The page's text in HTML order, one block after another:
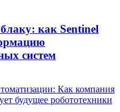
как Sentinel
систем